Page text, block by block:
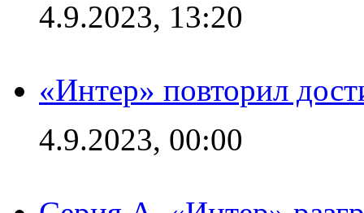
4.9.2023, 13:20
«Интер» повторил
4.9.2023, 00:00